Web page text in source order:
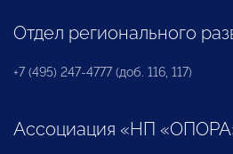
Отдел регионального
+7 (495) 247-4777 (доб. 116, 117)
Ассоциация «НП